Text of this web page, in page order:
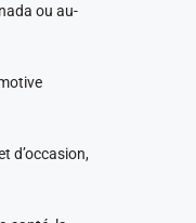
ou au-
d’occasion,